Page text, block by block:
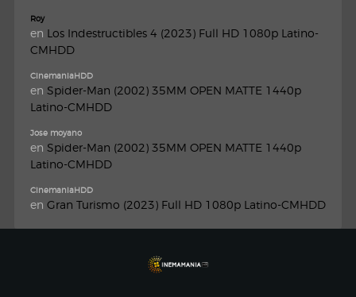
Roy
en Los Indestructibles 4 (2023) Full HD 1080p Latino-
CMHDD
CinemaniaHDD
en Spider-Man (2002) 35MM OPEN MATTE 1440p
Latino-CMHDD
Jose moyano
en Spider-Man (2002) 35MM OPEN MATTE 1440p
Latino-CMHDD
CinemaniaHDD
en Gran Turismo (2023) Full HD 1080p Latino-CMHDD